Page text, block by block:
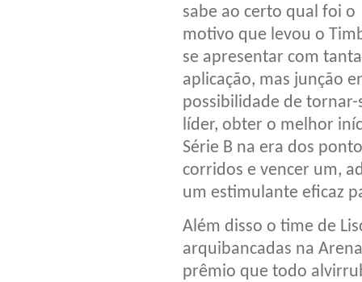
sabe ao certo qual foi o
motivo que levou o
se apresentar com tanta
aplicação, mas junção
possibilidade de tornar-
líder, obter o melhor
Série B na era dos
corridos e vencer um,
um estimulante eficaz
Além disso o time de
arquibancadas na
prêmio que todo